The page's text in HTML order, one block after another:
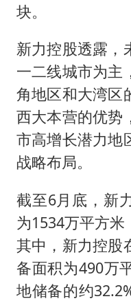
块。
新力控股透露，
一二线城市为主
角地区和大湾区
西大本营的优势
市高增长潜力地
战略布局。
截至6月底，新
为1534万平方米
其中，新力控股
备面积为490万
地储备的约